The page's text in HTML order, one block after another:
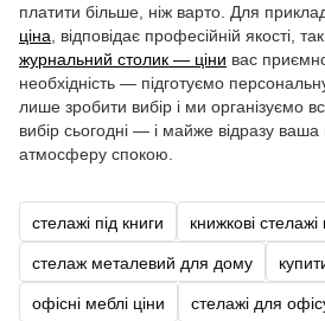
платити більше, ніж варто. Для
ціна , відповідає професійній якості,
журнальний столик — ціни вас
необхідність — підготуємо
лише зробити вибір і ми організуємо
вибір сьогодні — і майже відразу ваша
атмосферу спокою.
стелажі під книги книжкові стелажі
стелаж металевий для дому
офісні меблі ціни стелажі для